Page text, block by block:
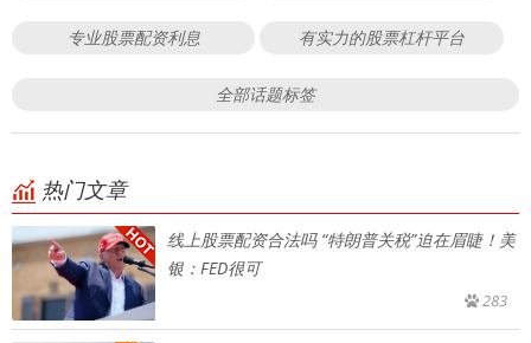
专业股票配资利息 有实力的股票杠杆平台
全部话题标签
热门文章
线上股票配资合法吗 “特朗普关税”迫在眉睫！美
银：FED很可
283